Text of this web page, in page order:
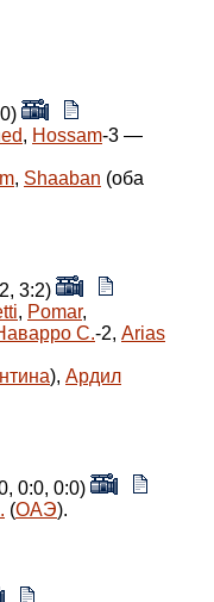
, Hossam-3 —
, Shaaban (оба
3:2)
, Pomar,
С.-2, Arias
), Ардил
0:0, 0:0)
(ОАЭ).